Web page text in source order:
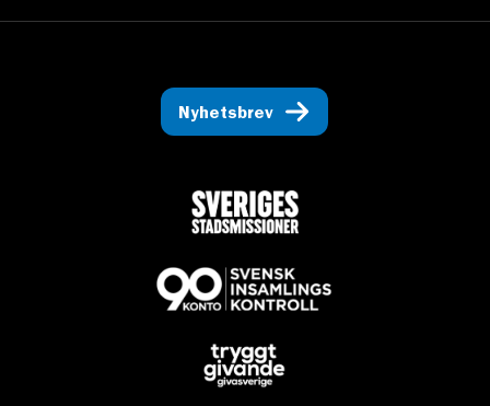
Nyhetsbrev